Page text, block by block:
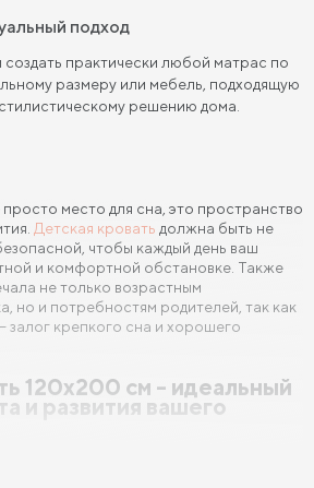
подход
практически любой матрас по
размеру или мебель, подходящую
решению дома.
место для сна, это пространство
Детская кровать должна быть не
чтобы каждый день ваш
и комфортной обстановке. Также
не только возрастным
но и потребностям родителей, так как
залог крепкого сна и хорошего
120x200 см - идеальный
и развития вашего